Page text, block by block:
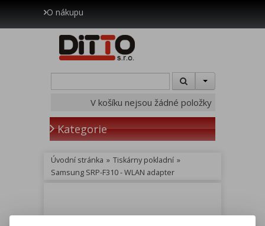
O nákupu
V košíku nejsou žádné položky
Kategorie
Úvodní stránka » Tiskárny pokladní »
Samsung SRP-F310 - WLAN adapter